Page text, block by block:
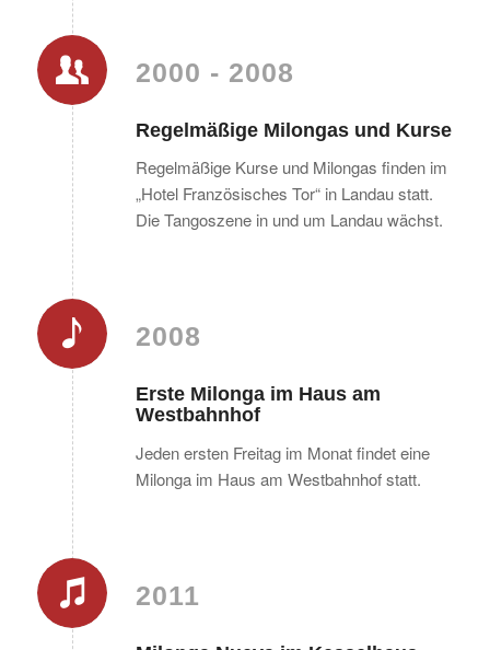
2000 - 2008
Regelmäßige Milongas und Kurse
Regelmäßige Kurse und Milongas finden im
„Hotel Französisches Tor“ in Landau statt.
Die Tangoszene in und um Landau wächst.
2008
Erste Milonga im Haus am
Westbahnhof
Jeden ersten Freitag im Monat findet eine
Milonga im Haus am Westbahnhof statt.
2011